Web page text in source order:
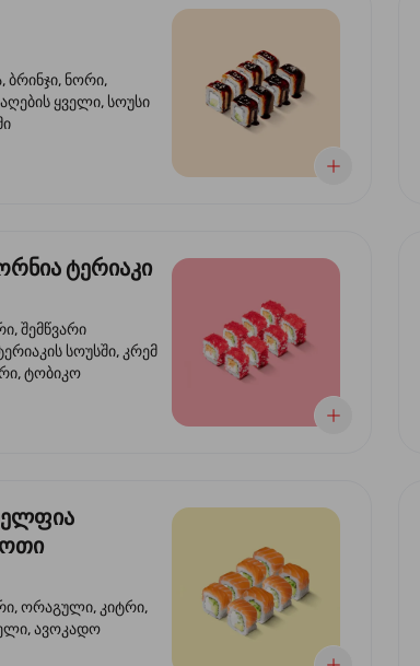
ბრინჯი, ნორი,
ყველი, სოუსი
ტერიაკი
შემწვარი
სოუსში, კრემ
ტობიკო
ორაგული, კიტრი,
ავოკადო